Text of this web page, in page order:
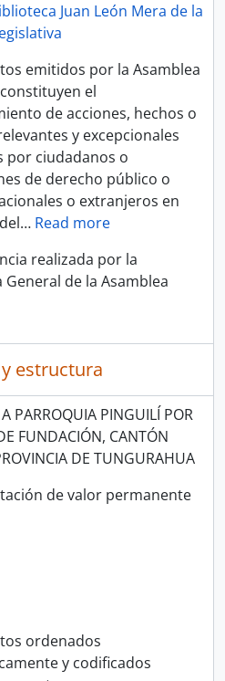
Juan León Mera de la
emitidos por la Asamblea
el
de acciones, hechos o
y excepcionales
por ciudadanos o
de derecho público o
o extranjeros en
… Read more
realizada por la
General de la Asamblea
estructura
A PARROQUIA PINGUILÍ POR
FUNDACIÓN, CANTÓN
DE TUNGURAHUA
de valor permanente
ordenados
y codificados